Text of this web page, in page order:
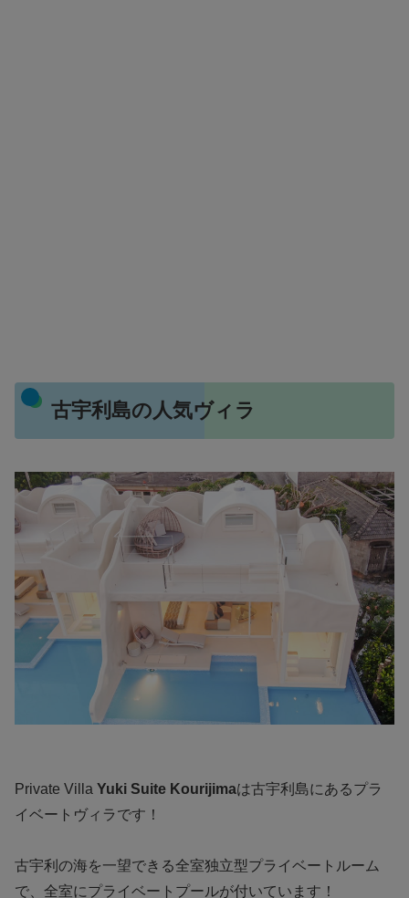
古宇利島の人気ヴィラ
Private Villa Yuki Suite Kourijimaは古宇利島にあるプラ
イベートヴィラです！
古宇利の海を一望できる全室独立型プライベートルーム
で、全室にプライベートプールが付いています！